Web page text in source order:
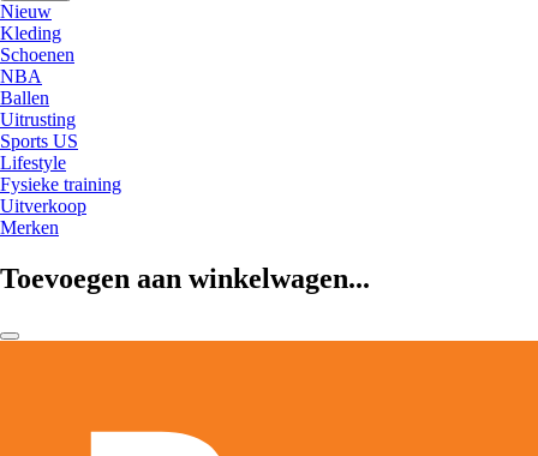
Nieuw
Kleding
Schoenen
NBA
Ballen
Uitrusting
Sports US
Lifestyle
Fysieke training
Uitverkoop
Merken
Toevoegen aan winkelwagen...